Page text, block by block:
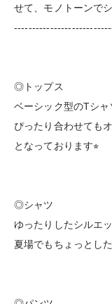
せて、モノトーンで
◎トップス
ベーシック型のTシャ
ぴったり合わせても
となっております⭐︎
◎シャツ
ゆったりしたシルエ
夏場でもちょっとし